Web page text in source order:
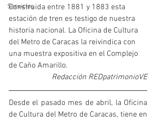
Servicios
Construida entre 1881 y 1883 esta
estación de tren es testigo de nuestra
historia nacional. La Oficina de Cultura
del Metro de Caracas la reivindica con
una muestra expositiva en el Complejo
de Caño Amarillo.
Redacción REDpatrimonioVE
Desde el pasado mes de abril, la Oficina
de Cultura del Metro de Caracas, tiene en